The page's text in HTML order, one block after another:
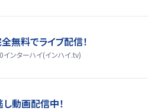
無料でライブ配信！
インターハイ(インハイ.tv)
動画配信中！